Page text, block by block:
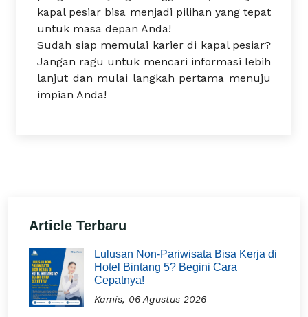
kapal pesiar bisa menjadi pilihan yang tepat
untuk masa depan Anda!
Sudah siap memulai karier di kapal pesiar?
Jangan ragu untuk mencari informasi lebih
lanjut dan mulai langkah pertama menuju
impian Anda!
Article Terbaru
Lulusan Non-Pariwisata Bisa Kerja di
Hotel Bintang 5? Begini Cara
Cepatnya!
Kamis, 06 Agustus 2026